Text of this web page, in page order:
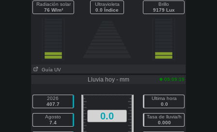
Radiación solar
76 W/m²
Ultravioleta
0.0 Índice
Brillo
9179 Lux
Guía UV
Lluvia hoy - mm 09:09:19
2026
407.7
Agosto
7.4
0.0
Ultima hora
0.0
Tasa de lluvia/h
0.000